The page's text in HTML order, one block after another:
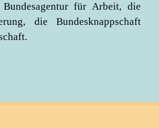
für Arbeit, die
die Bundesknappschaft